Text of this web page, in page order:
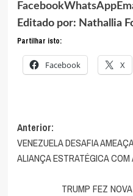
FacebookWhatsApp
Editado por: Nathallia
Partilhar isto:
Facebook X
Navegação
de
artigos
Anterior:
VENEZUELA DESAFIA
ALIANÇA ESTRATÉGICA COM
TRUMP FEZ